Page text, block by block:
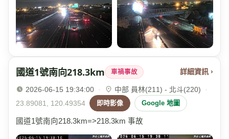
國道1號南向218.3km 車禍事故 詳細資訊 ›
2026-06-15 19:34:00 · 中部 員林(211) - 北斗(220)
·
23.89081, 120.49354
即時影像 Google 地圖
國道1號南向218.3km=>218.3km 事故